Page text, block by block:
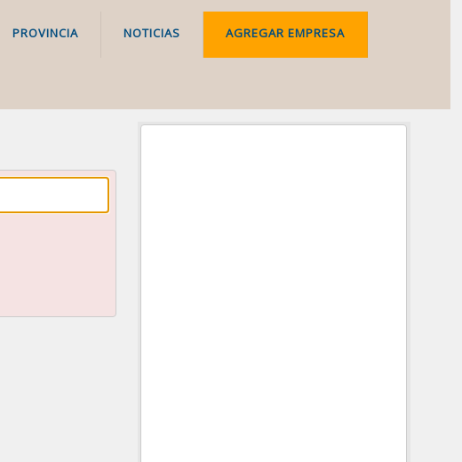
PROVINCIA NOTICIAS AGREGAR EMPRESA